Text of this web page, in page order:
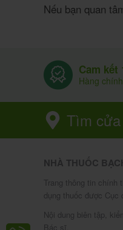
Nếu bạn quan
Cam kết
Hàng
Tìm
NHÀ THUỐC
Trang thông tin chính
dụng thuốc được Cục
Nội dung biên tập,
Bác sĩ.